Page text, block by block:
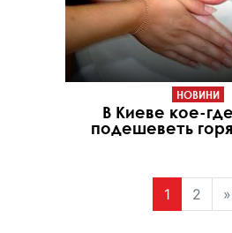
НОВИНИ
В Киеве кое-
подешеветь
1 2 »